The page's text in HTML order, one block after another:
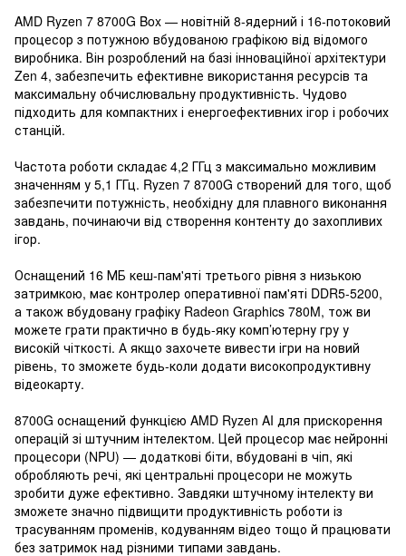
AMD Ryzen 7 8700G Box — новітній 8-ядерний і 16-потоковий
процесор з потужною вбудованою графікою від відомого
виробника. Він розроблений на базі інноваційної архітектури
Zen 4, забезпечить ефективне використання ресурсів та
максимальну обчислювальну продуктивність. Чудово
підходить для компактних і енергоефективних ігор і робочих
станцій.
Частота роботи складає 4,2 ГГц з максимально можливим
значенням у 5,1 ГГц. Ryzen 7 8700G створений для того, щоб
забезпечити потужність, необхідну для плавного виконання
завдань, починаючи від створення контенту до захопливих
ігор.
Оснащений 16 МБ кеш-пам'яті третього рівня з низькою
затримкою, має контролер оперативної пам'яті DDR5-5200,
а також вбудовану графіку Radeon Graphics 780M, тож ви
можете грати практично в будь-яку комп’ютерну гру у
високій чіткості. А якщо захочете вивести ігри на новий
рівень, то зможете будь-коли додати високопродуктивну
відеокарту.
8700G оснащений функцією AMD Ryzen AI для прискорення
операцій зі штучним інтелектом. Цей процесор має нейронні
процесори (NPU) — додаткові біти, вбудовані в чіп, які
обробляють речі, які центральні процесори не можуть
зробити дуже ефективно. Завдяки штучному інтелекту ви
зможете значно підвищити продуктивність роботи із
трасуванням променів, кодуванням відео тощо й працювати
без затримок над різними типами завдань.